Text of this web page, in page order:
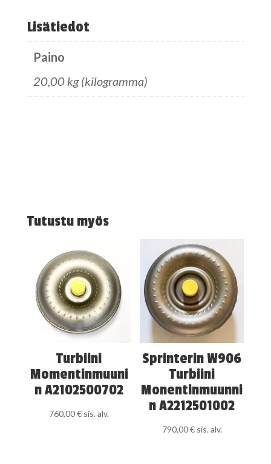
Lisätiedot
Paino
20,00 kg (kilogramma)
Tutustu myös
Turbiini
Momentinmuuni
n A2102500702
760,00€ sis. alv.
Sprinterin W906
Turbiini
Monentinmuunni
n A2212501002
790,00€ sis. alv.